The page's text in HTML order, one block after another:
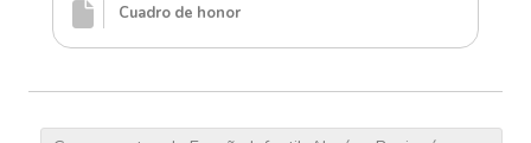
Cuadro de honor